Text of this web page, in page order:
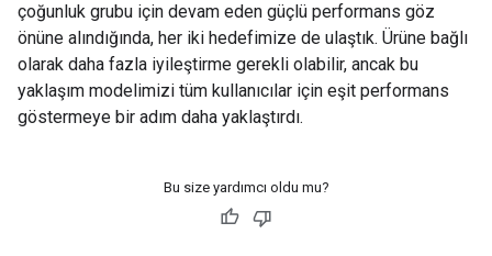
çoğunluk grubu için devam eden güçlü performans göz
önüne alındığında, her iki hedefimize de ulaştık. Ürüne bağlı
olarak daha fazla iyileştirme gerekli olabilir, ancak bu
yaklaşım modelimizi tüm kullanıcılar için eşit performans
göstermeye bir adım daha yaklaştırdı.
Bu size yardımcı oldu mu?